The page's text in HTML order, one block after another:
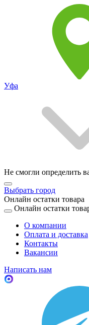
Уфа
Не смогли определить
Выбрать город
Онлайн остатки товара
Онлайн остатки
О компании
Оплата и доставка
Контакты
Вакансии
Написать нам